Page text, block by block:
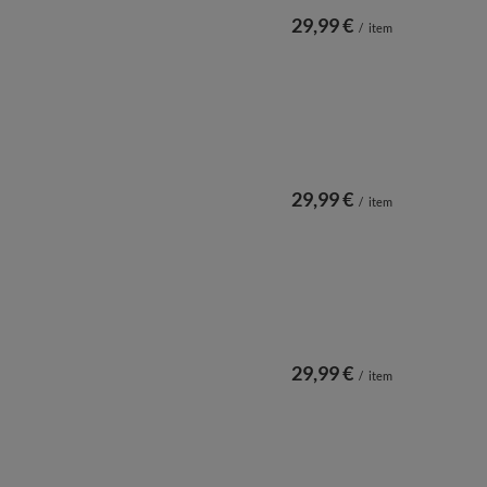
29,99 € / item
29,99 € / item
29,99 € / item